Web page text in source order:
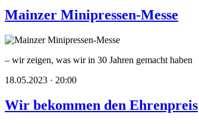
Mainzer Minipressen-Messe
– wir zeigen, was wir in 30 Jahren gemacht haben
18.05.2023 · 20:00
Wir bekommen den Ehrenpreis